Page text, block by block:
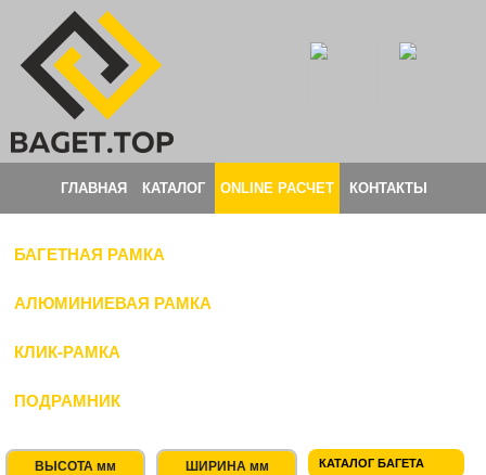
ГЛАВНАЯ КАТАЛОГ ONLINE РАСЧЕТ КОНТАКТЫ
БАГЕТНАЯ РАМКА
АЛЮМИНИЕВАЯ РАМКА
КЛИК-РАМКА
ПОДРАМНИК
ВЫСОТА мм ШИРИНА мм КАТАЛОГ БАГЕТА